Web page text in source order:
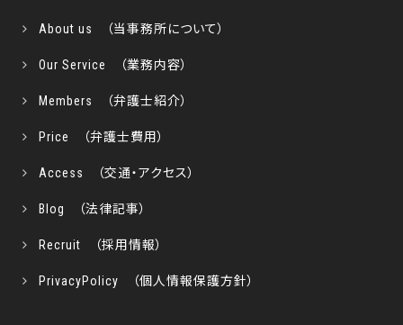
About us （当事務所について）
Our Service （業務内容）
Members （弁護士紹介）
Price （弁護士費用）
Access （交通・アクセス）
Blog （法律記事）
Recruit （採用情報）
PrivacyPolicy （個人情報保護方針）